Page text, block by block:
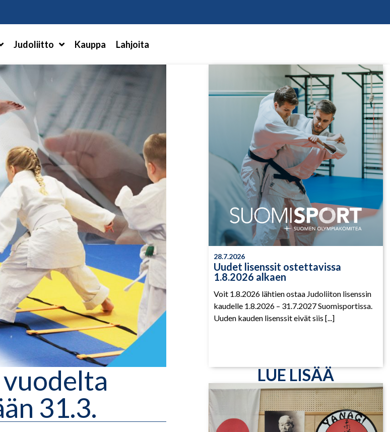
Judoliitto Kauppa Lahjoita
31.3.
28.7.2026
Uudet lisenssit ostettavissa
1.8.2026 alkaen
Voit 1.8.2026 lähtien ostaa Judoliiton lisenssin
kaudelle 1.8.2026 – 31.7.2027 Suomisportissa.
Uuden kauden lisenssit eivät siis [...]
LUE LISÄÄ